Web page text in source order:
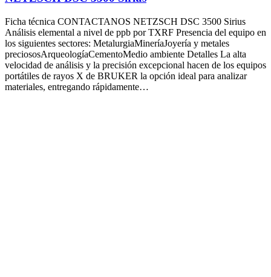
Ficha técnica CONTACTANOS NETZSCH DSC 3500 Sirius
Análisis elemental a nivel de ppb por TXRF Presencia del equipo en
los siguientes sectores: MetalurgiaMineríaJoyería y metales
preciososArqueologíaCementoMedio ambiente Detalles La alta
velocidad de análisis y la precisión excepcional hacen de los equipos
portátiles de rayos X de BRUKER la opción ideal para analizar
materiales, entregando rápidamente…